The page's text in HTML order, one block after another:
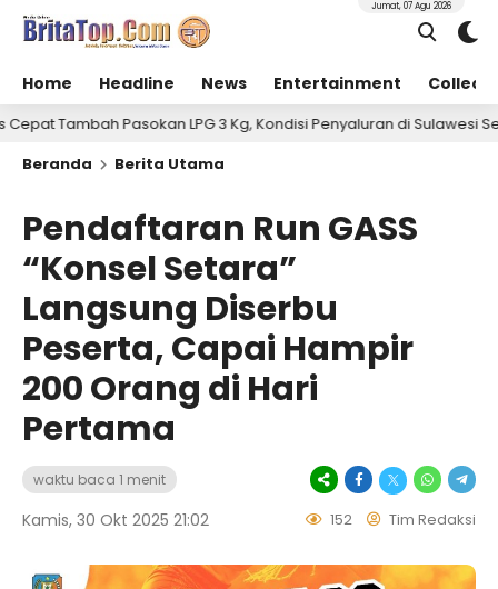
Home Headline News Entertainment
Jumat, 07 Agu 2026
Pasokan LPG 3 Kg, Kondisi Penyaluran di Sulawesi Selatan
Beranda
Berita Utama
Pendaftaran Run GASS
“Konsel Setara”
Langsung Diserbu
Peserta, Capai Hampir
200 Orang di Hari
Pertama
waktu baca 1 menit
Kamis, 30 Okt 2025 21:02 152 Tim Redaksi